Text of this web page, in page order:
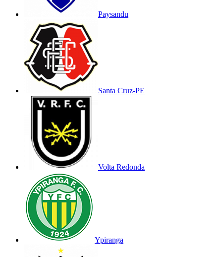
Paysandu
Santa Cruz-PE
Volta Redonda
Ypiranga